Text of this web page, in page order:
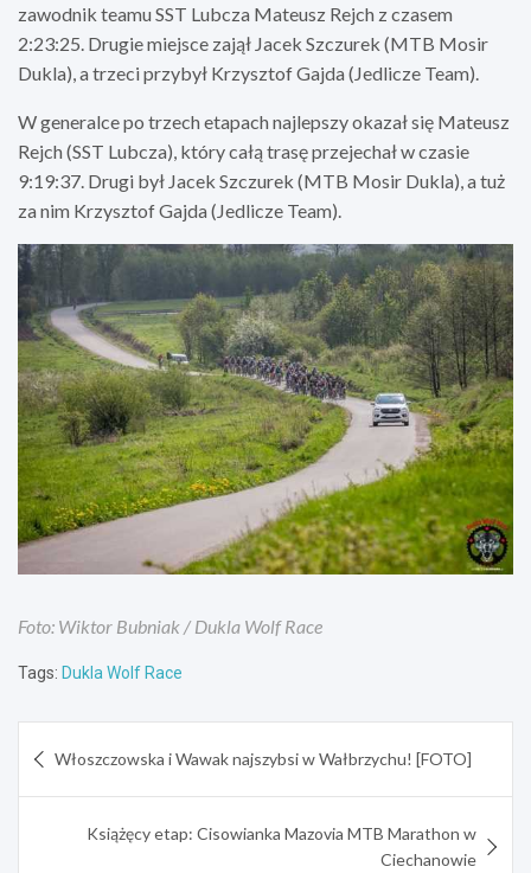
zawodnik teamu SST Lubcza Mateusz Rejch z czasem
2:23:25. Drugie miejsce zajął Jacek Szczurek (MTB Mosir
Dukla), a trzeci przybył Krzysztof Gajda (Jedlicze Team).
W generalce po trzech etapach najlepszy okazał się Mateusz
Rejch (SST Lubcza), który całą trasę przejechał w czasie
9:19:37. Drugi był Jacek Szczurek (MTB Mosir Dukla), a tuż
za nim Krzysztof Gajda (Jedlicze Team).
Foto: Wiktor Bubniak / Dukla Wolf Race
Tags: Dukla Wolf Race
wpisu
Włoszczowska i Wawak najszybsi w Wałbrzychu! [FOTO]
Książęcy etap: Cisowianka Mazovia MTB Marathon w
Ciechanowie